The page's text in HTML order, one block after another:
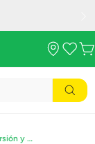
Rubik’s Edge: Diversión y Desafío en un Cubo Compacto